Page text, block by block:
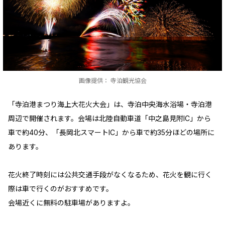
画像提供： 寺泊観光協会
「寺泊港まつり海上大花火大会」は、寺泊中央海水浴場・寺泊港
周辺で開催されます。会場は北陸自動車道「中之島見附IC」から
車で約40分、「長岡北スマートIC」から車で約35分ほどの場所に
あります。
花火終了時刻には公共交通手段がなくなるため、花火を観に行く
際は車で行くのがおすすめです。
会場近くに無料の駐車場がありますよ。